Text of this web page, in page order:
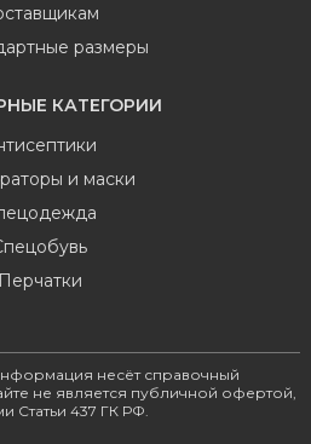
размеры
КАТЕГОРИИ
и маски
Перчатки
несёт справочный
не является публичной офертой,
437 ГК РФ.